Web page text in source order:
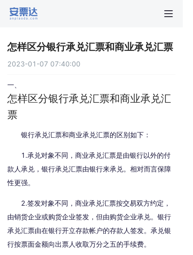
怎样区分银行承兑汇票和商业承兑汇票
2023-01-07 07:40:00
一、
怎样区分银行承兑汇票和商业承兑汇
票
银行承兑汇票和商业承兑汇票的区别如下：
1.承兑对象不同，商业承兑汇票是由银行以外的付
款人承兑，银行承兑汇票由银行来承兑。相对而言保障
性更强。
2.签发对象不同，商业承兑汇票按交易双方约定，
由销货企业或购货企业签发，但由购货企业承兑。银行
承兑汇票由在银行开立存款帐户的存款人签发。承兑银
行按票面金额向出票人收取万分之五的手续费。